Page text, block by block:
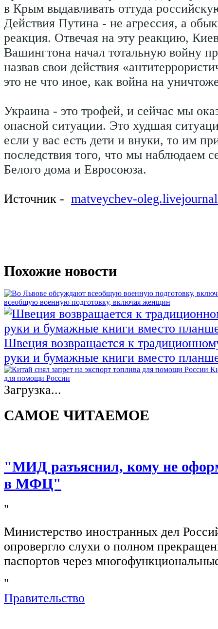
в Крым выдавливать оттуда
Действия Путина - не агрессия, а
реакция. Отвечая на эту реакцию,
Вашингтона начал тотальную войну
назвав свои действия
это не что иное, как война на
Украина - это трофей, и сейчас мы
опасной ситуации. Это худшая
если у вас есть дети и внуки, то им
последствия того, что мы наблюдаем
Белого дома и Евросоюза.
Источник - matveychev-
Похожие новости
всеобщую военную подготовку, включая женщин
Швеция возвращается к
руки и бумажные книги вместо
для помощи России
Загрузка...
САМОЕ ЧИТАЕМОЕ
"МИД разъяснил, кому не
в МФЦ"
"
Министерство иностранных дел
опровергло слухи о полном
паспортов через
"
Правительство